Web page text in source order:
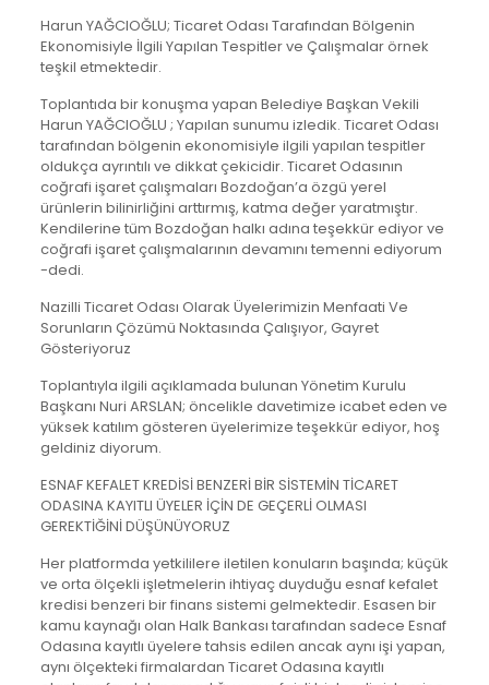
Harun YAĞCIOĞLU; Ticaret Odası Tarafından Bölgenin
Ekonomisiyle İlgili Yapılan Tespitler ve Çalışmalar örnek
teşkil etmektedir.
Toplantıda bir konuşma yapan Belediye Başkan Vekili
Harun YAĞCIOĞLU ; Yapılan sunumu izledik. Ticaret Odası
tarafından bölgenin ekonomisiyle ilgili yapılan tespitler
oldukça ayrıntılı ve dikkat çekicidir. Ticaret Odasının
coğrafi işaret çalışmaları Bozdoğan’a özgü yerel
ürünlerin bilinirliğini arttırmış, katma değer yaratmıştır.
Kendilerine tüm Bozdoğan halkı adına teşekkür ediyor ve
coğrafi işaret çalışmalarının devamını temenni ediyorum
-dedi.
Nazilli Ticaret Odası Olarak Üyelerimizin Menfaati Ve
Sorunların Çözümü Noktasında Çalışıyor, Gayret
Gösteriyoruz
Toplantıyla ilgili açıklamada bulunan Yönetim Kurulu
Başkanı Nuri ARSLAN; öncelikle davetimize icabet eden ve
yüksek katılım gösteren üyelerimize teşekkür ediyor, hoş
geldiniz diyorum.
ESNAF KEFALET KREDİSİ BENZERİ BİR SİSTEMİN TİCARET
ODASINA KAYITLI ÜYELER İÇİN DE GEÇERLİ OLMASI
GEREKTİĞİNİ DÜŞÜNÜYORUZ
Her platformda yetkililere iletilen konuların başında; küçük
ve orta ölçekli işletmelerin ihtiyaç duyduğu esnaf kefalet
kredisi benzeri bir finans sistemi gelmektedir. Esasen bir
kamu kaynağı olan Halk Bankası tarafından sadece Esnaf
Odasına kayıtlı üyelere tahsis edilen ancak aynı işi yapan,
aynı ölçekteki firmalardan Ticaret Odasına kayıtlı